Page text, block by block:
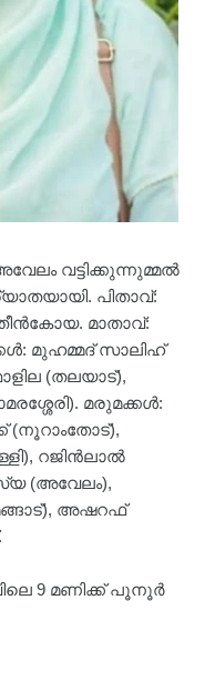
വട്ടിക്കുന്നുമ്മൽ
പിതാവ്:
മാതാവ്:
മുഹമ്മദ് സാലിഹ്
(തലയാട്),
മരുമക്കൾ:
(നൂറാംതോട്),
റജിൻലാൽ
(അവേലം),
അഷറഫ്
9 മണിക്ക് പൂനൂർ